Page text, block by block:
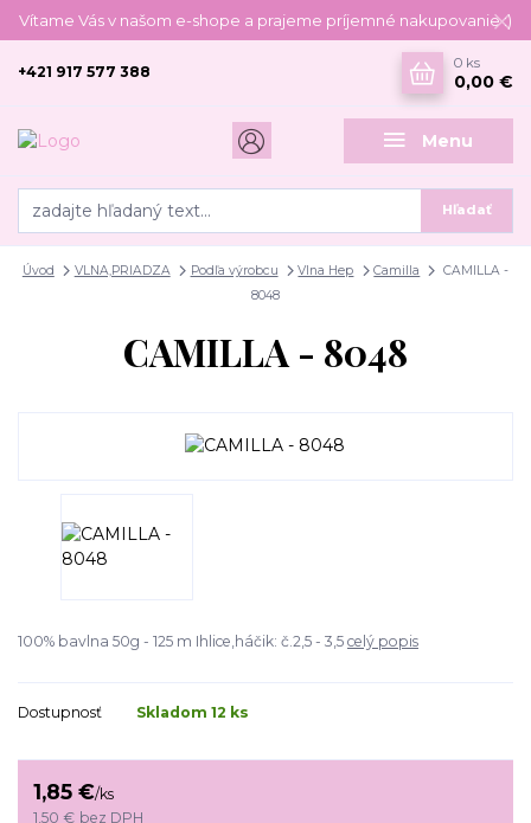
Vítame Vás v našom e-shope a prajeme príjemné nakupovanie :)
Menu
Hľadať
+421 917 577 388
0 ks
0,00 €
Úvod VLNA,PRIADZA Podľa výrobcu Vlna Hep Camilla
CAMILLA -
8048
CAMILLA - 8048
100% bavlna 50g - 125 m Ihlice,háčik: č.2,5 - 3,5 celý popis
Dostupnosť Skladom 12 ks
1,85 €/ks
1,50 € bez DPH